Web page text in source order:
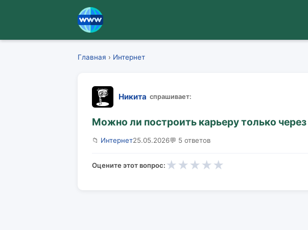
Главная › Интернет
Никита спрашивает:
Можно ли построить карьеру только через
📁 Интернет25.05.2026💬 5 ответов
Оцените этот вопрос: ★ ★ ★ ★ ★